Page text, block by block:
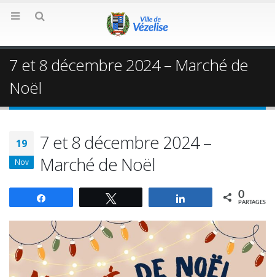
7 et 8 décembre 2024 – Marché de
Noël
19
Nov
7 et 8 décembre 2024 –
Marché de Noël
Partagez 0
PARTAGES